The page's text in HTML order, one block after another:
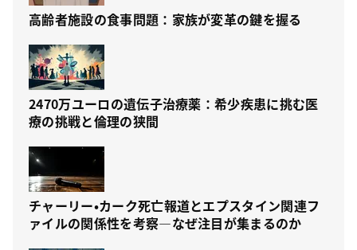
高齢者施設の食事問題：家族が変革の鍵を握る
2470万ユーロの遺伝子治療薬：希少疾患に挑む医
療の挑戦と倫理の狭間
チャーリー・カーク死亡報道とエプスタイン関連フ
ァイルの関係性を考察—なぜ注目が集まるのか